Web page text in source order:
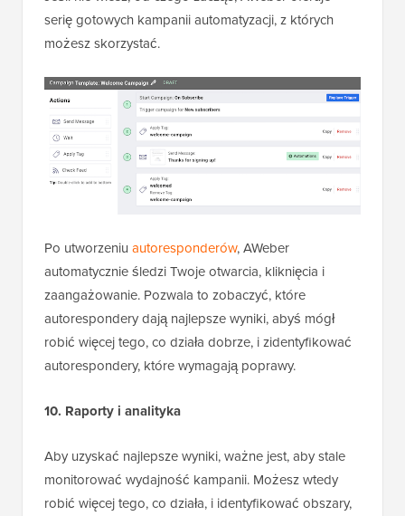
serię gotowych kampanii automatyzacji, z których
możesz skorzystać.
Po utworzeniu autoresponderów, AWeber
automatycznie śledzi Twoje otwarcia, kliknięcia i
zaangażowanie. Pozwala to zobaczyć, które
autorespondery dają najlepsze wyniki, abyś mógł
robić więcej tego, co działa dobrze, i zidentyfikować
autorespondery, które wymagają poprawy.
10. Raporty i analityka
Aby uzyskać najlepsze wyniki, ważne jest, aby stale
monitorować wydajność kampanii. Możesz wtedy
robić więcej tego, co działa, i identyfikować obszary,